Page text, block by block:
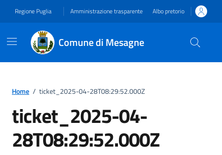
Regione Puglia Amministrazione trasparente Albo pretorio
Comune di Mesagne
Home / ticket_2025-04-28T08:29:52.000Z
ticket_2025-04-
28T08:29:52.000Z